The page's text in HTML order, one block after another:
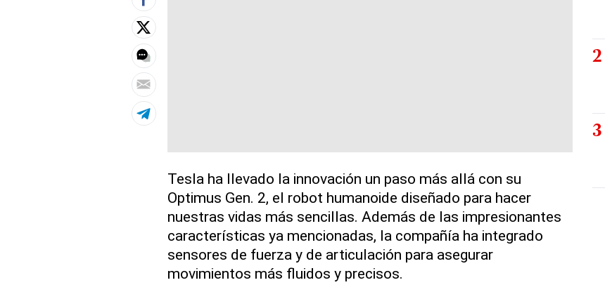
Tesla ha llevado la innovación un paso más allá con su
Optimus Gen. 2, el robot humanoide diseñado para hacer
nuestras vidas más sencillas. Además de las impresionantes
características ya mencionadas, la compañía ha integrado
sensores de fuerza y de articulación para asegurar
movimientos más fluidos y precisos.